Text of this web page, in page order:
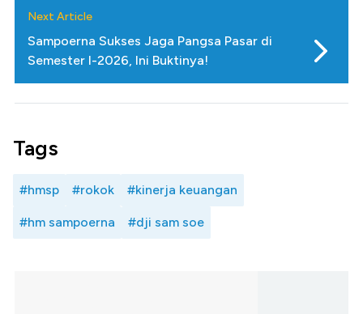
Next Article
Sampoerna Sukses Jaga Pangsa Pasar di
Semester I-2026, Ini Buktinya!
Tags
#hmsp #rokok #kinerja keuangan
#hm sampoerna #dji sam soe